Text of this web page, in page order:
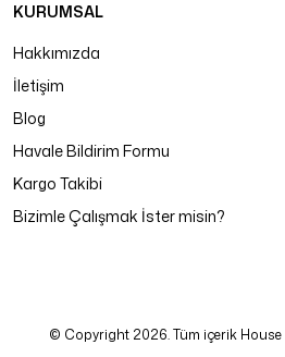
KURUMSAL
Hakkımızda
İletişim
Blog
Havale Bildirim Formu
Kargo Takibi
Bizimle Çalışmak İster misin?
© Copyright 2026. Tüm içerik House